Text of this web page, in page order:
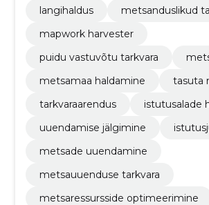
langihaldus
metsanduslikud
mapwork harvester
puidu vastuvõtu tarkvara
metsamaa haldamine
tasuta
tarkvaraarendus
istutusalade
uuendamise jälgimine
metsade uuendamine
metsauuenduse tarkvara
metsaressursside optimeerimine